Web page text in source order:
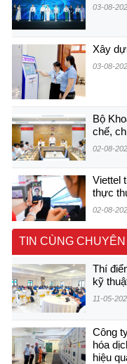
03-08-
Xây
03-08-
Bộ
chế,
02-08-
Viettel
thực
02-08-
TIN CÙNG
Thí
kỹ
11-05-
Công
hóa
hiệu